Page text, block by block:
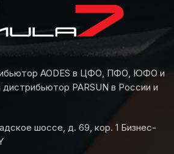
AODES в ЦФО, ПФО, ЮФО и
PARSUN в России и
шоссе, д. 69, кор. 1 Бизнес-